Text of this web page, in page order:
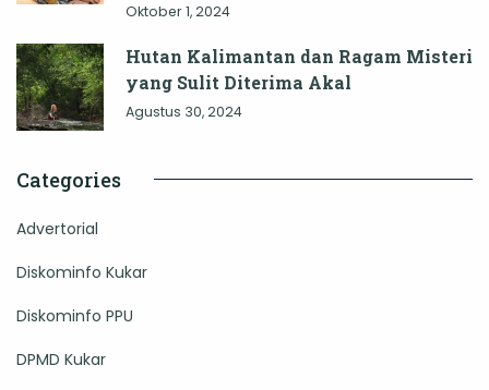
Oktober 1, 2024
Hutan Kalimantan dan Ragam Misteri
yang Sulit Diterima Akal
Agustus 30, 2024
Categories
Advertorial
Diskominfo Kukar
Diskominfo PPU
DPMD Kukar